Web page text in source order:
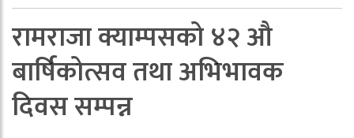
रामराजा क्याम्पसको ४२ औ
बार्षिकोत्सव तथा अभिभावक
दिवस सम्पन्न